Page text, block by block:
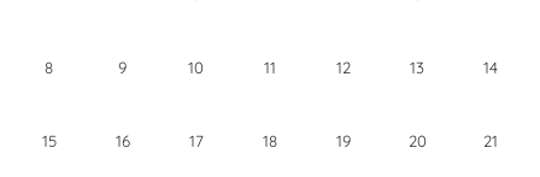
8 9 10 11 12 13 14
15 16 17 18 19 20 21